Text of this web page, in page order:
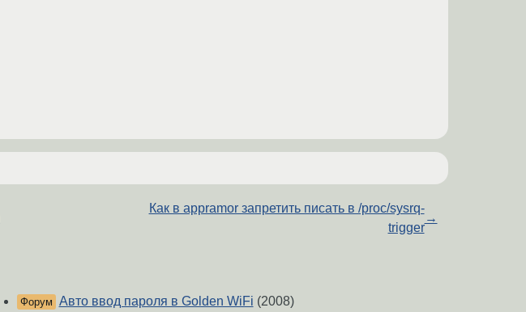
Как в appramor запретить писать в /proc/sysrq-
trigger
→
Форум Авто ввод пароля в Golden WiFi (2008)